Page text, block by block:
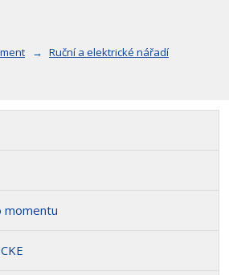
Ruční a elektrické nářadí
momentu